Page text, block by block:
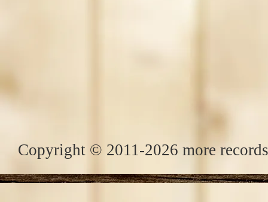
Copyright © 2011-2026 more